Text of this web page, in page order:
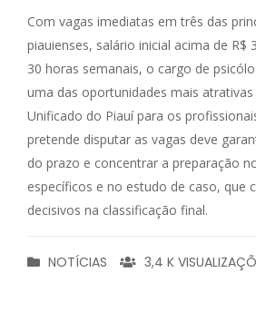
Com vagas imediatas em três das
piauienses, salário inicial acima de R$
30 horas semanais, o cargo de
uma das oportunidades mais
Unificado do Piauí para os
pretende disputar as vagas deve
do prazo e concentrar a preparação
específicos e no estudo de caso, que
decisivos na classificação final.
NOTÍCIAS 3,4 K